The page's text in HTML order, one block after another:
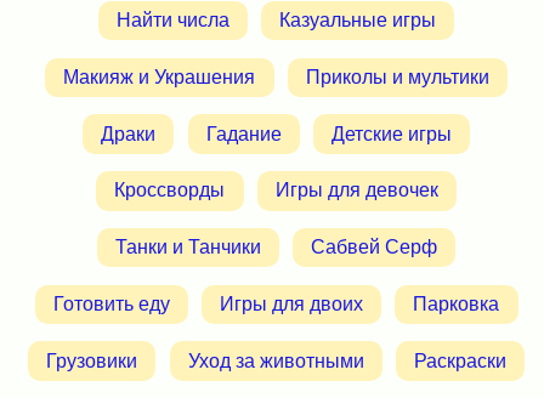
Найти числа Казуальные игры
Макияж и Украшения Приколы и мультики
Драки Гадание Детские игры
Кроссворды Игры для девочек
Танки и Танчики Сабвей Серф
Готовить еду Игры для двоих Парковка
Грузовики Уход за животными Раскраски